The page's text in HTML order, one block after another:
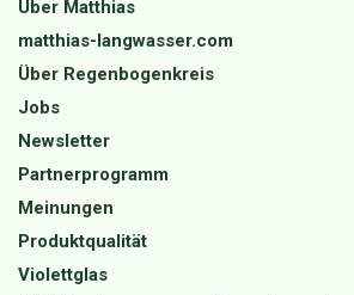
Über Matthias
matthias-langwasser.com
Über Regenbogenkreis
Jobs
Newsletter
Partnerprogramm
Meinungen
Produktqualität
Violettglas